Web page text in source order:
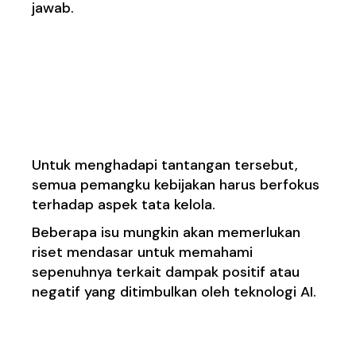
jawab.
Untuk menghadapi tantangan tersebut,
semua pemangku kebijakan harus berfokus
terhadap aspek tata kelola.
Beberapa isu mungkin akan memerlukan
riset mendasar untuk memahami
sepenuhnya terkait dampak positif atau
negatif yang ditimbulkan oleh teknologi AI.